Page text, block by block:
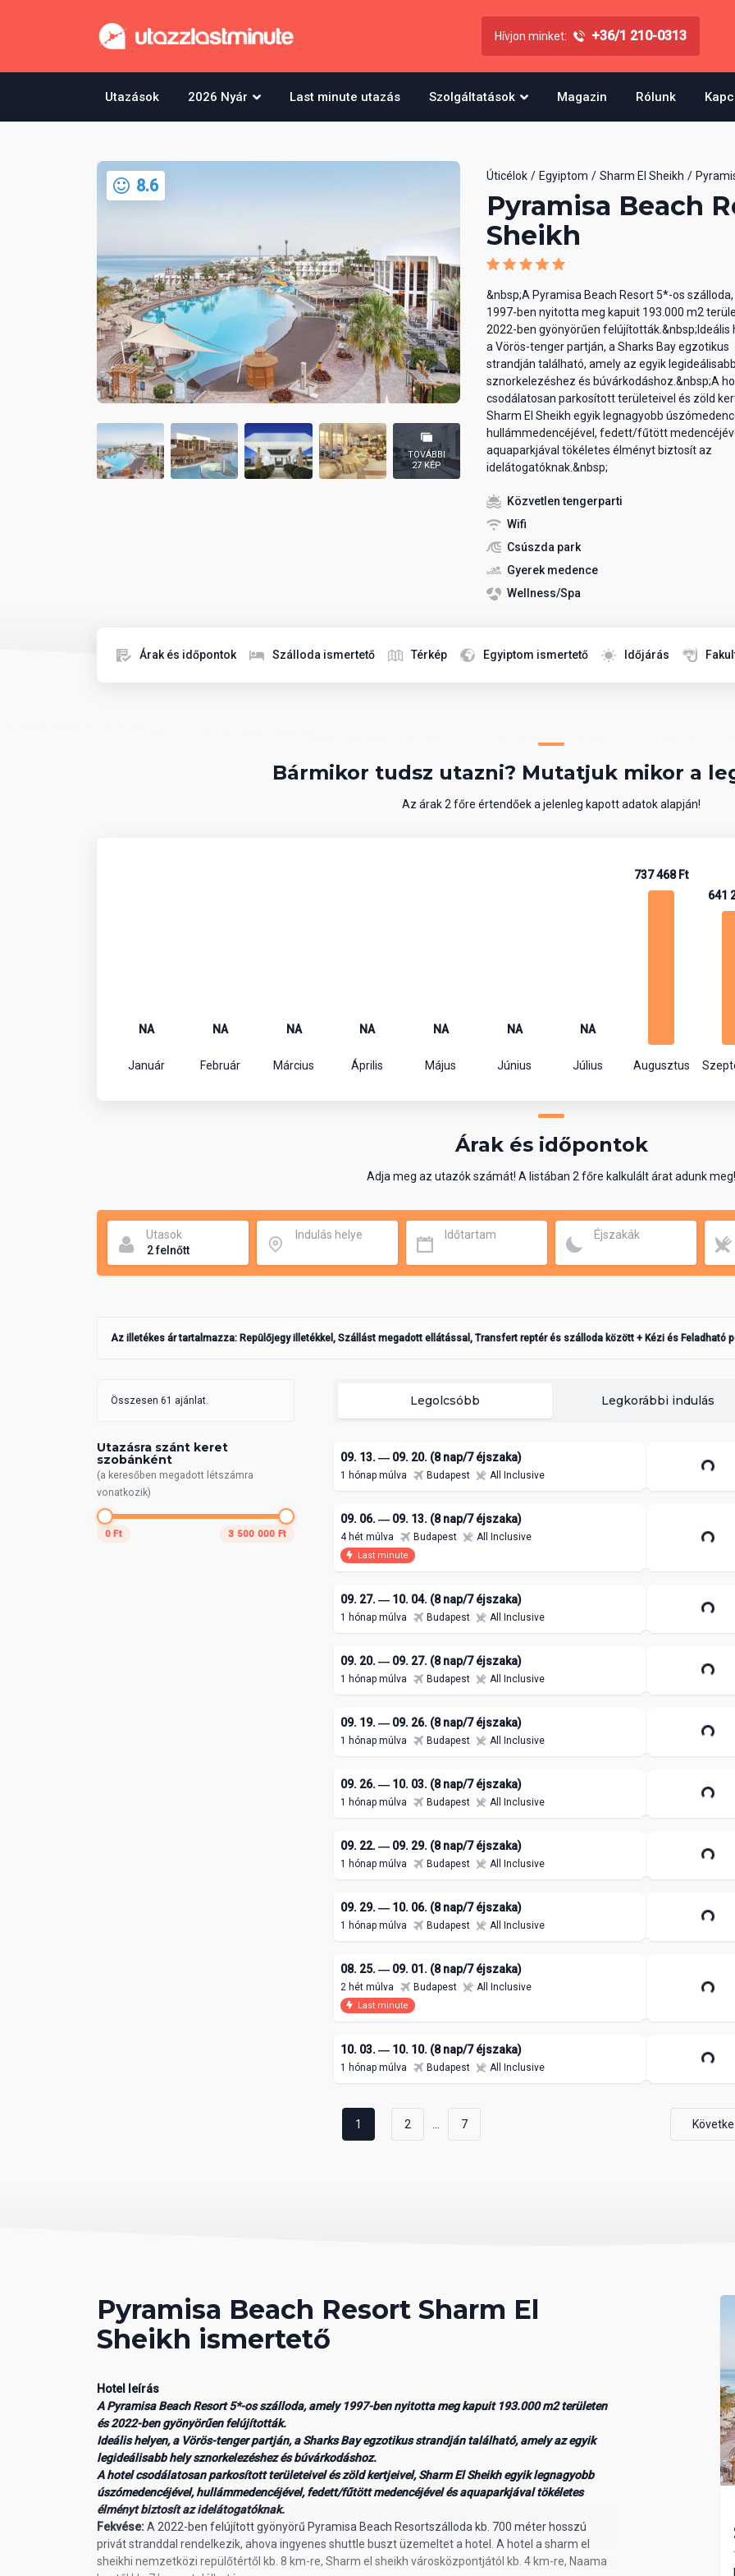
Hívjon minket: +36/1 210-0313
Utazások 2026 Nyár Last minute utazás Szolgáltatások Magazin Rólunk
8.6
TOVÁBBI
27 KÉP
Úticélok Egyiptom Sharm El Sheikh
Pyramisa Beach
Sheikh
&nbsp;A Pyramisa Beach Resort 5*-os
1997-ben nyitotta meg kapuit 193.000 m2
2022-ben gyönyörűen felújították.&nbsp;Ideális
a Vörös-tenger partján, a Sharks Bay egzotikus
strandján található, amely az egyik
sznorkelezéshez és búvárkodáshoz.&nbsp;A
csodálatosan parkosított területeivel és zöld
Sharm El Sheikh egyik legnagyobb
hullámmedencéjével, fedett/fűtött
aquaparkjával tökéletes élményt biztosít az
idelátogatóknak.&nbsp;
Közvetlen tengerparti
Wifi
Csúszda park
Gyerek medence
Wellness/Spa
Árak és időpontok Szálloda ismertető Térkép Egyiptom ismertető Időjárás
Bármikor tudsz utazni? Mutatjuk mikor a
Az árak 2 főre értendőek a jelenleg kapott adatok alapján!
NA
Január
NA
Február
NA
Március
NA
Április
NA
Május
NA
Június
NA
Július
737 468 Ft
Augusztus
641
Árak és időpontok
Adja meg az utazók számát! A listában 2 főre kalkulált árat adunk meg!
Utasok Indulás helye Időtartam Éjszakák
Az illetékes ár tartalmazza: Repülőjegy illetékkel, Szállást megadott ellátással, Transfert reptér és szálloda között + Kézi és Feladható
Összesen 61 ajánlat.
Utazásra szánt keret
szobánként
(a keresőben megadott létszámra
vonatkozik)
0 Ft 3 500 000 Ft
Legolcsóbb Legkorábbi indulás
09. 13. ― 09. 20. (8 nap/7 éjszaka)
1 hónap múlva Budapest All Inclusive
09. 06. ― 09. 13. (8 nap/7 éjszaka)
4 hét múlva Budapest All Inclusive
Last minute
09. 27. ― 10. 04. (8 nap/7 éjszaka)
1 hónap múlva Budapest All Inclusive
09. 20. ― 09. 27. (8 nap/7 éjszaka)
1 hónap múlva Budapest All Inclusive
09. 19. ― 09. 26. (8 nap/7 éjszaka)
1 hónap múlva Budapest All Inclusive
09. 26. ― 10. 03. (8 nap/7 éjszaka)
1 hónap múlva Budapest All Inclusive
09. 22. ― 09. 29. (8 nap/7 éjszaka)
1 hónap múlva Budapest All Inclusive
09. 29. ― 10. 06. (8 nap/7 éjszaka)
1 hónap múlva Budapest All Inclusive
08. 25. ― 09. 01. (8 nap/7 éjszaka)
2 hét múlva Budapest All Inclusive
Last minute
10. 03. ― 10. 10. (8 nap/7 éjszaka)
1 hónap múlva Budapest All Inclusive
1 2 7
Pyramisa Beach Resort Sharm El
Sheikh ismertető
Hotel leírás
A Pyramisa Beach Resort 5*-os szálloda, amely 1997-ben nyitotta meg kapuit 193.000 m2 területen
és 2022-ben gyönyörűen felújították.
Ideális helyen, a Vörös-tenger partján, a Sharks Bay egzotikus strandján található, amely az egyik
legideálisabb hely sznorkelezéshez és búvárkodáshoz.
A hotel csodálatosan parkosított területeivel és zöld kertjeivel, Sharm El Sheikh egyik legnagyobb
úszómedencéjével, hullámmedencéjével, fedett/fűtött medencéjével és aquaparkjával tökéletes
élményt biztosít az idelátogatóknak.
Fekvése:A 2022-ben felújított gyönyörű Pyramisa Beach Resortszálloda kb. 700 méter hosszú
privát stranddal rendelkezik, ahova ingyenes shuttle buszt üzemeltet a hotel. A hotel a sharm el
sheikhi nemzetközi repülőtértől kb. 8 km-re, Sharm el sheikh városközpontjától kb. 4 km-re, Naama